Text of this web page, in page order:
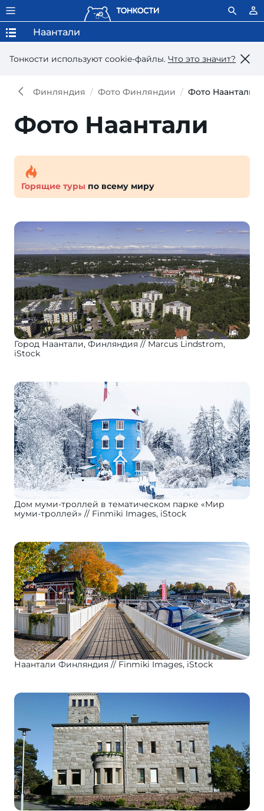
Тонкости используют сookie-файлы. Что это значит?
Наантали
Финляндия Фото Финляндии Фото Наантали
Фото Наантали
Горящие туры по всему миру
Город Наантали, Финляндия
Marcus Lindstrom,
iStock
Дом муми-троллей в тематическом парке «Мир
муми-троллей»
Finmiki Images, iStock
Наантали Финляндия Finmiki Images, iStock